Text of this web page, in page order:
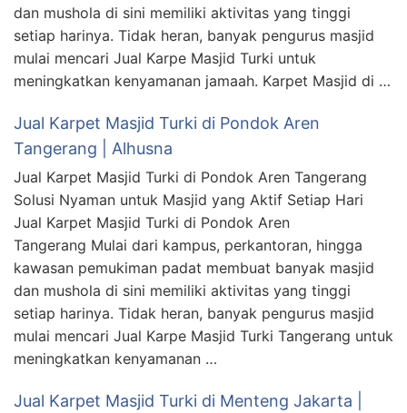
dan mushola di sini memiliki aktivitas yang tinggi
setiap harinya. Tidak heran, banyak pengurus masjid
mulai mencari Jual Karpe Masjid Turki untuk
meningkatkan kenyamanan jamaah. Karpet Masjid di …
Jual Karpet Masjid Turki di Pondok Aren
Tangerang | Alhusna
Jual Karpet Masjid Turki di Pondok Aren Tangerang
Solusi Nyaman untuk Masjid yang Aktif Setiap Hari
Jual Karpet Masjid Turki di Pondok Aren
Tangerang Mulai dari kampus, perkantoran, hingga
kawasan pemukiman padat membuat banyak masjid
dan mushola di sini memiliki aktivitas yang tinggi
setiap harinya. Tidak heran, banyak pengurus masjid
mulai mencari Jual Karpe Masjid Turki Tangerang untuk
meningkatkan kenyamanan …
Jual Karpet Masjid Turki di Menteng Jakarta |